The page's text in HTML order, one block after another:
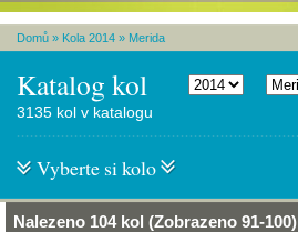
Domů » Kola 2014 » Merida
Katalog kol
3135 kol v katalogu
Vyberte si kolo
Nalezeno 104 kol (Zobrazeno 91-100)